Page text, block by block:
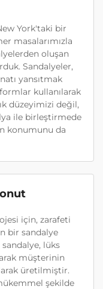
York'taki bir
masalarımızla
oluşan
Sandalyeler,
yansıtmak
kullanılarak
düzeyimizi değil,
ile birleştirmede
konumunu da
için, zarafeti
bir sandalye
lüks
müşterinin
üretilmiştir.
şekilde